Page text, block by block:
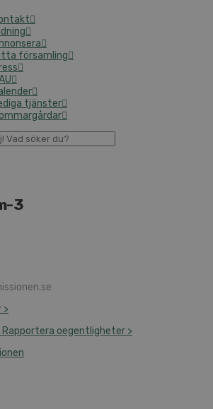
för­sam­ling
tjänster
3
>
oe­gent­lig­he­ter >